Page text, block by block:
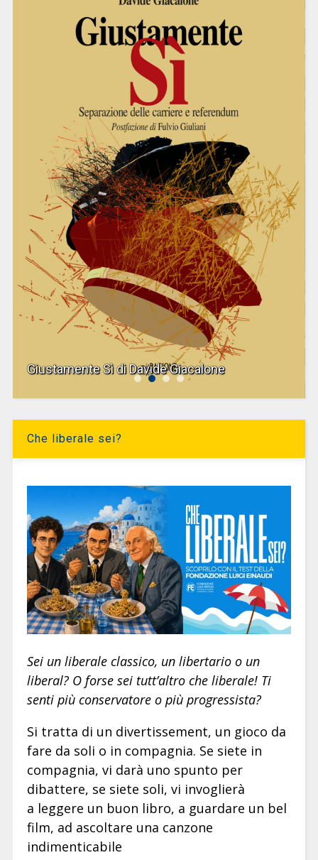
Giustamente Sì di Davide Giacalone
Che liberale sei?
Sei un liberale classico, un libertario o un
liberal? O forse sei tutt’altro che liberale! Ti
senti più conservatore o più progressista?
Si tratta di un divertissement, un gioco da
fare da soli o in compagnia. Se siete in
compagnia, vi darà uno spunto per
dibattere, se siete soli, vi invoglierà
a leggere un buon libro, a guardare un bel
film, ad ascoltare una canzone
indimenticabile